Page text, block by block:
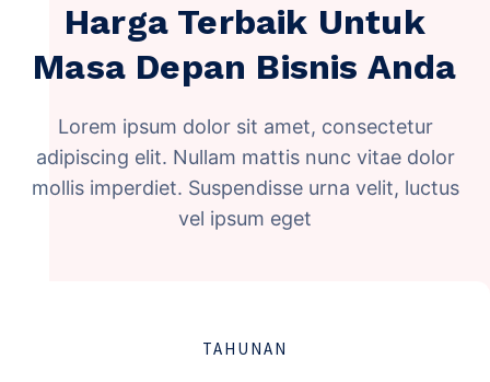
Harga Terbaik Untuk
Masa Depan Bisnis Anda
Lorem ipsum dolor sit amet, consectetur
adipiscing elit. Nullam mattis nunc vitae dolor
mollis imperdiet. Suspendisse urna velit, luctus
vel ipsum eget
TAHUNAN